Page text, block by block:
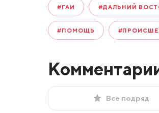
#ГАИ #ДАЛЬНИЙ
#ПОМОЩЬ
Все подряд